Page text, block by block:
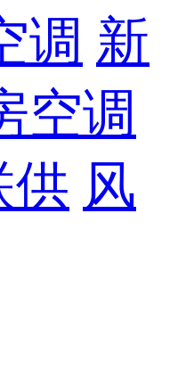
调 新
空调
供 风